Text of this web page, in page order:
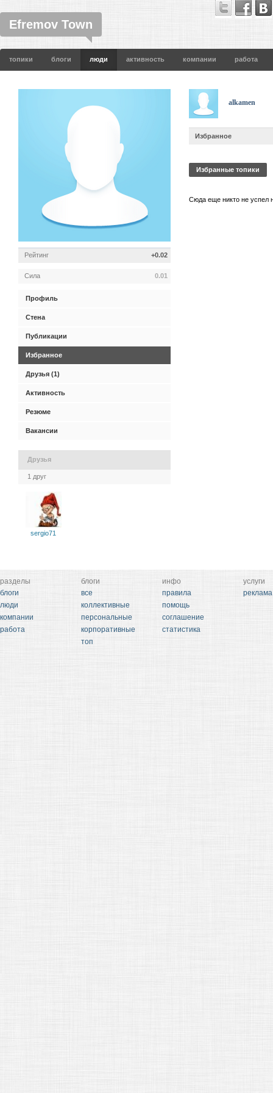
Efremov Town
топики блоги люди активность компании работа
alkamen
Избранное
Избранные топики
Сюда еще никто не успел
Рейтинг +0.02
Сила 0.01
Профиль
Стена
Публикации
Избранное
Друзья (1)
Активность
Резюме
Вакансии
Друзья
1 друг
sergio71
разделы
блоги
люди
компании
работа
блоги
все
коллективные
персональные
корпоративные
топ
инфо
правила
помощь
соглашение
статистика
услуги
реклама